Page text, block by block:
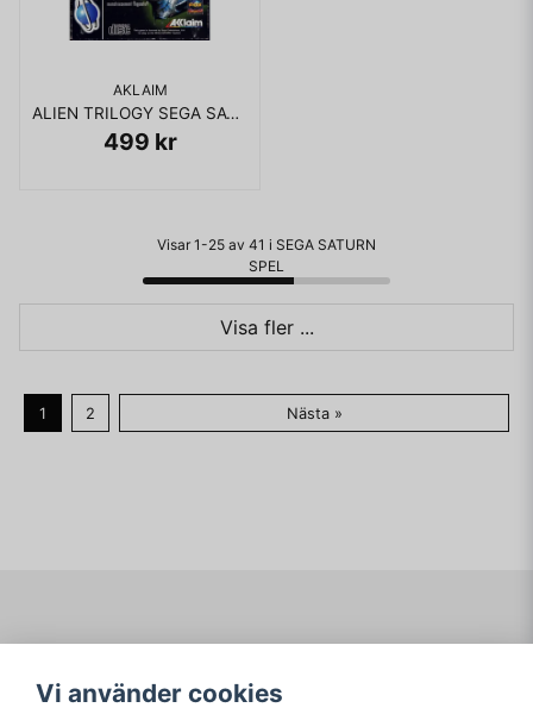
AKLAIM
ALIEN TRILOGY SEGA SATURN RENTAL
499 kr
Visar 1-25 av 41 i SEGA SATURN
SPEL
Visa fler ...
1 2 Nästa »
Köpvillkor
Logga in
Vi använder cookies